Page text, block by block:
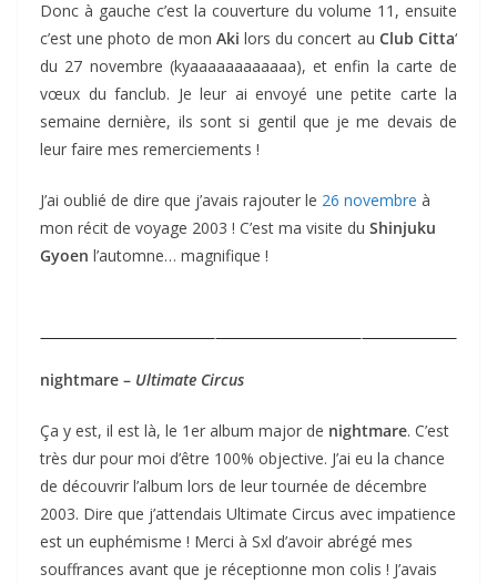
Donc à gauche c’est la couverture du volume 11, ensuite
c’est une photo de mon Aki lors du concert au Club Citta‘
du 27 novembre (kyaaaaaaaaaaaa), et enfin la carte de
vœux du fanclub. Je leur ai envoyé une petite carte la
semaine dernière, ils sont si gentil que je me devais de
leur faire mes remerciements !
J’ai oublié de dire que j’avais rajouter le 26 novembre à
mon récit de voyage 2003 ! C’est ma visite du Shinjuku
Gyoen l’automne… magnifique !
nightmare – Ultimate Circus
Ça y est, il est là, le 1er album major de nightmare. C’est
très dur pour moi d’être 100% objective. J’ai eu la chance
de découvrir l’album lors de leur tournée de décembre
2003. Dire que j’attendais Ultimate Circus avec impatience
est un euphémisme ! Merci à Sxl d’avoir abrégé mes
souffrances avant que je réceptionne mon colis ! J’avais